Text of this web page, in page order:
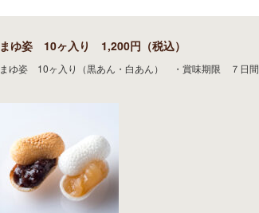
まゆ姿 10ヶ入り 1,200円（税込）
まゆ姿 10ヶ入り（黒あん・白あん） ・賞味期限 ７日間